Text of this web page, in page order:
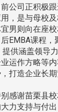
公司正积极
，是与母校
男则向在座
EMBA课程
提供涵盖领导
运作方略等
打造企业长期
感谢苗栗县
力支持与付